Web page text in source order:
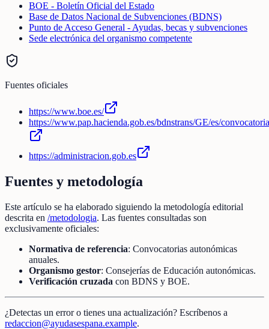
BOE - Boletín Oficial del Estado
Base de Datos Nacional de Subvenciones (BDNS)
Punto de Acceso General - Ayudas, becas y subvenciones
Sede electrónica del organismo competente
Fuentes oficiales
https://www.boe.es/
https://www.pap.hacienda.gob.es/bdnstrans/GE/es/
https://administracion.gob.es
Fuentes y metodología
Este artículo se ha elaborado siguiendo la metodología editorial
descrita en /metodologia. Las fuentes consultadas son
exclusivamente oficiales:
Normativa de referencia: Convocatorias autonómicas
anuales.
Organismo gestor: Consejerías de Educación autonómicas.
Verificación cruzada con BDNS y BOE.
¿Detectas un error o tienes una actualización? Escríbenos a
redaccion@ayudasespana.example.